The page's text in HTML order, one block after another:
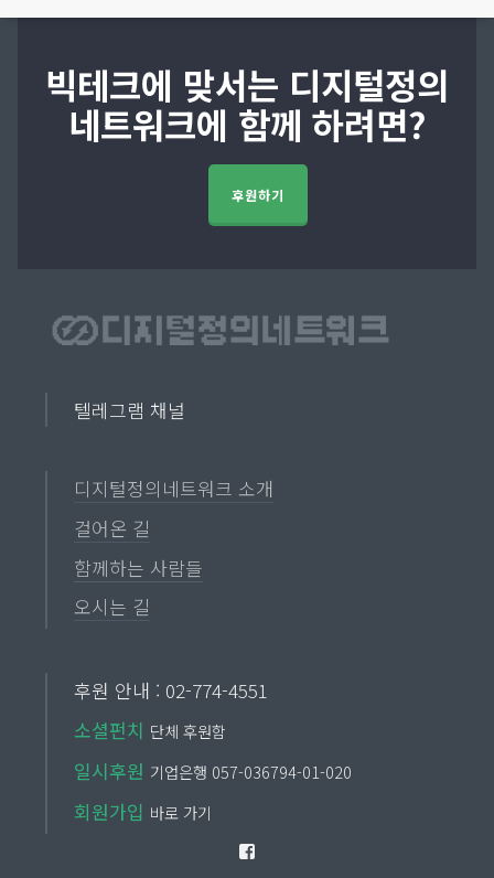
빅테크에 맞서는 디지털정의
네트워크에 함께 하려면?
후원하기
텔레그램 채널
디지털정의네트워크 소개
걸어온 길
함께하는 사람들
오시는 길
후원 안내 : 02-774-4551
소셜펀치 단체 후원함
일시후원 기업은행 057-036794-01-020
회원가입 바로 가기
Facebook